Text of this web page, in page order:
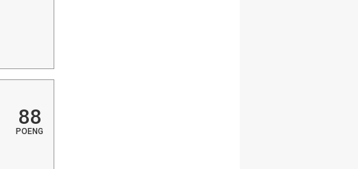
88
POENG